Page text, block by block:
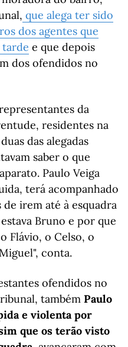
que alega ter sido
dos agentes que
tarde e que depois
dos ofendidos no
da
residentes na
das alegadas
saber o que
Paulo Veiga
terá acompanhado
irem até à esquadra
Bruno e por que
Flávio, o Celso, o
conta.
ofendidos no
também Paulo
e violenta por
que os terão visto